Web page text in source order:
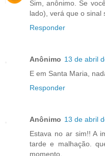
Sim, anônimo. Se
lado), verá que o sinal
Responder
Anônimo 13 de abril
E em Santa Maria,
Responder
Anônimo 13 de abril
Estava no ar sim!! A
tarde e malhação.
momento.